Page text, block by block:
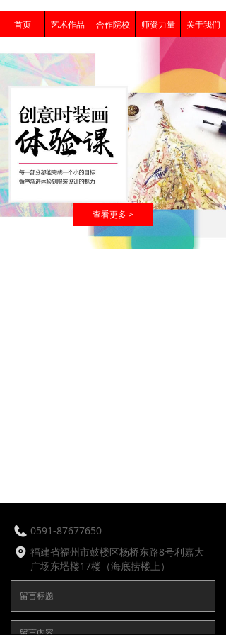
首页 艺术作品 合作院校 师资力量 关于我们
查看更多 >
0591-87677650
福建省福州市鼓楼区杨桥东路8号利嘉大
广场东塔楼17楼（海底捞楼上）